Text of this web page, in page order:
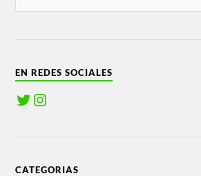
EN REDES SOCIALES
CATEGORIAS